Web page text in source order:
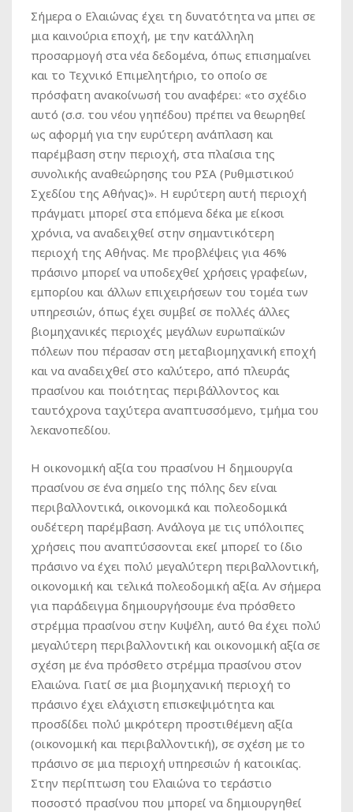
Σήμερα ο Ελαιώνας έχει τη δυνατότητα να μπει σε
μια καινούρια εποχή, με την κατάλληλη
προσαρμογή στα νέα δεδομένα, όπως επισημαίνει
και το Τεχνικό Επιμελητήριο, το οποίο σε
πρόσφατη ανακοίνωσή του αναφέρει: «το σχέδιο
αυτό (σ.σ. του νέου γηπέδου) πρέπει να θεωρηθεί
ως αφορμή για την ευρύτερη ανάπλαση και
παρέμβαση στην περιοχή, στα πλαίσια της
συνολικής αναθεώρησης του ΡΣΑ (Ρυθμιστικού
Σχεδίου της Αθήνας)». Η ευρύτερη αυτή περιοχή
πράγματι μπορεί στα επόμενα δέκα με είκοσι
χρόνια, να αναδειχθεί στην σημαντικότερη
περιοχή της Αθήνας. Με προβλέψεις για 46%
πράσινο μπορεί να υποδεχθεί χρήσεις γραφείων,
εμπορίου και άλλων επιχειρήσεων του τομέα των
υπηρεσιών, όπως έχει συμβεί σε πολλές άλλες
βιομηχανικές περιοχές μεγάλων ευρωπαϊκών
πόλεων που πέρασαν στη μεταβιομηχανική εποχή
και να αναδειχθεί στο καλύτερο, από πλευράς
πρασίνου και ποιότητας περιβάλλοντος και
ταυτόχρονα ταχύτερα αναπτυσσόμενο, τμήμα του
λεκανοπεδίου.
Η οικονομική αξία του πρασίνου Η δημιουργία
πρασίνου σε ένα σημείο της πόλης δεν είναι
περιβαλλοντικά, οικονομικά και πολεοδομικά
ουδέτερη παρέμβαση. Ανάλογα με τις υπόλοιπες
χρήσεις που αναπτύσσονται εκεί μπορεί το ίδιο
πράσινο να έχει πολύ μεγαλύτερη περιβαλλοντική,
οικονομική και τελικά πολεοδομική αξία. Αν σήμερα
για παράδειγμα δημιουργήσουμε ένα πρόσθετο
στρέμμα πρασίνου στην Κυψέλη, αυτό θα έχει πολύ
μεγαλύτερη περιβαλλοντική και οικονομική αξία σε
σχέση με ένα πρόσθετο στρέμμα πρασίνου στον
Ελαιώνα. Γιατί σε μια βιομηχανική περιοχή το
πράσινο έχει ελάχιστη επισκεψιμότητα και
προσδίδει πολύ μικρότερη προστιθέμενη αξία
(οικονομική και περιβαλλοντική), σε σχέση με το
πράσινο σε μια περιοχή υπηρεσιών ή κατοικίας.
Στην περίπτωση του Ελαιώνα το τεράστιο
ποσοστό πρασίνου που μπορεί να δημιουργηθεί